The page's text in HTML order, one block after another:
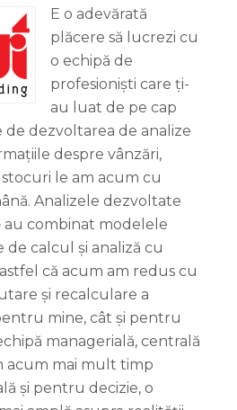
E o adevărată
plăcere să lucrezi cu
o echipă de
profesioniști care ți-
au luat de pe cap
dezvoltarea de analize
despre vânzări,
le am acum cu
Analizele dezvoltate
au combinat modelele
de calcul și analiză cu
că acum am redus cu
și recalculare a
mine, cât și pentru
managerială, centrală
acum mai mult timp
și pentru decizie, o